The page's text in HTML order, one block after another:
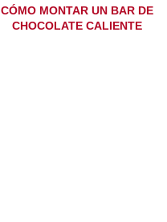
CÓMO MONTAR UN BAR DE
CHOCOLATE CALIENTE